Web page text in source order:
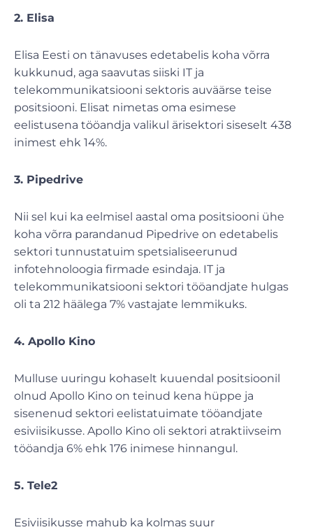
2. Elisa
Elisa Eesti on tänavuses edetabelis koha võrra
kukkunud, aga saavutas siiski IT ja
telekommunikatsiooni sektoris auväärse teise
positsiooni. Elisat nimetas oma esimese
eelistusena tööandja valikul ärisektori siseselt 438
inimest ehk 14%.
3. Pipedrive
Nii sel kui ka eelmisel aastal oma positsiooni ühe
koha võrra parandanud Pipedrive on edetabelis
sektori tunnustatuim spetsialiseerunud
infotehnoloogia firmade esindaja. IT ja
telekommunikatsiooni sektori tööandjate hulgas
oli ta 212 häälega 7% vastajate lemmikuks.
4. Apollo Kino
Mulluse uuringu kohaselt kuuendal positsioonil
olnud Apollo Kino on teinud kena hüppe ja
sisenenud sektori eelistatuimate tööandjate
esiviisikusse. Apollo Kino oli sektori atraktiivseim
tööandja 6% ehk 176 inimese hinnangul.
5. Tele2
Esiviisikusse mahub ka kolmas suur